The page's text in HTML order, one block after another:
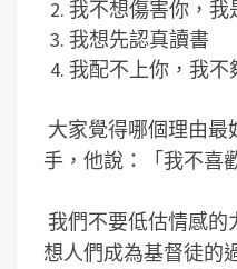
我不想傷害你，我
我想先認真讀書
我配不上你，我不
大家覺得哪個理由最
手，他說：「我不喜
我們不要低估情感的
想人們成為基督徒的